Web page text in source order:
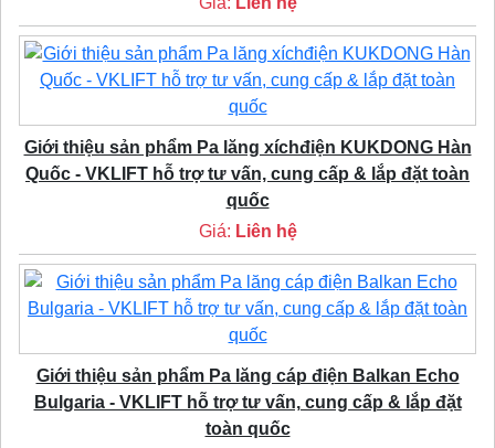
Giới thiệu sản phẩm Pa lăng xíchđiện KUKDONG Hàn
Quốc - VKLIFT hỗ trợ tư vấn, cung cấp & lắp đặt toàn
quốc
Giá: Liên hệ
Giới thiệu sản phẩm Pa lăng cáp điện Balkan Echo
Bulgaria - VKLIFT hỗ trợ tư vấn, cung cấp & lắp đặt
toàn quốc